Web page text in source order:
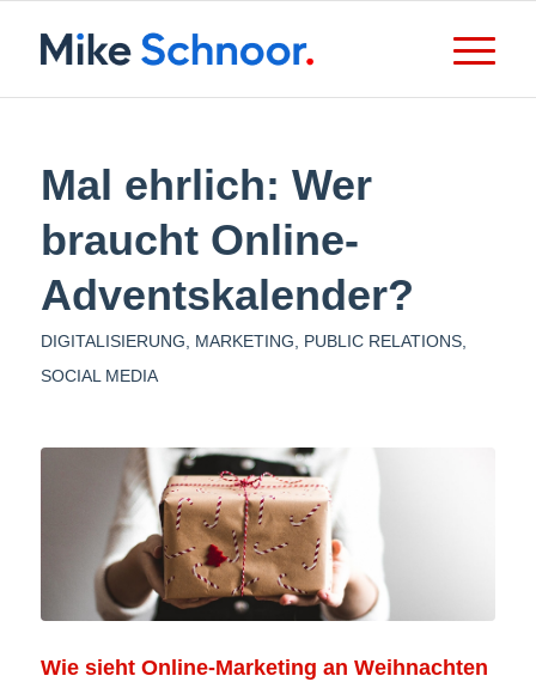
Mal ehrlich: Wer
braucht Online-
Adventskalender?
DIGITALISIERUNG MARKETING PUBLIC RELATIONS,
SOCIAL MEDIA
Wie sieht Online-Marketing an Weihnachten